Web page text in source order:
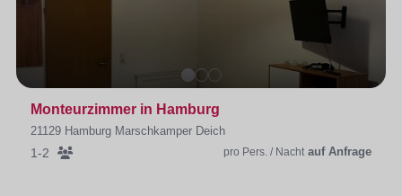
Monteurzimmer in Hamburg
21129 Hamburg Marschkamper Deich
1-2 pro Pers. / Nacht auf Anfrage